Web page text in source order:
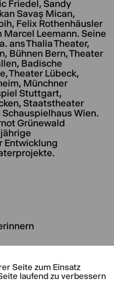
Seite zum Einsatz
laufend zu verbessern
Friedel, Sandy
Savaş Mican,
Felix Rothenhäusler
Leemann. Seine
ans Thalia Theater,
Bühnen Bern, Theater
Badische
Theater Lübeck,
Münchner
Stuttgart,
Staatstheater
Wien.
Grünewald
Entwicklung